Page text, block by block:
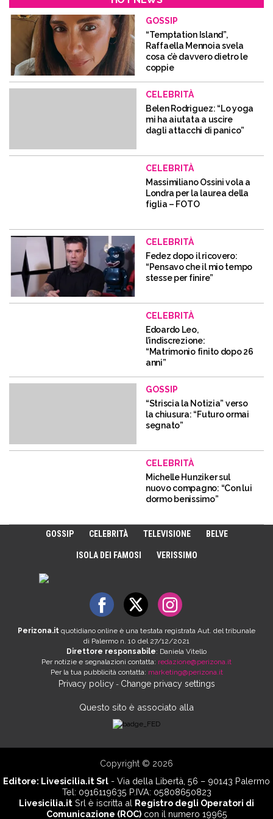
GOSSIP
“Temptation Island”,
Raffaella Mennoia svela
cosa c’è davvero dietro le
coppie
CELEBRITÀ
Belen Rodriguez: “Lo yoga
mi ha aiutata a uscire
dagli attacchi di panico”
CELEBRITÀ
Massimiliano Ossini vola a
Londra per la laurea della
figlia – FOTO
CELEBRITÀ
Fedez dopo il ricovero:
“Pensavo che il mio tempo
stesse per finire”
CELEBRITÀ
Edoardo Leo,
l’indiscrezione:
“Matrimonio finito dopo 26
anni”
GOSSIP
“Striscia la Notizia” verso
la chiusura: “Futuro ormai
segnato”
CELEBRITÀ
Michelle Hunziker sul
nuovo compagno: “Con lui
dormo benissimo”
GOSSIP CELEBRITÀ TELEVISIONE BELVE
ISOLA DEI FAMOSI VERISSIMO
Perizona.it quotidiano online è una testata registrata Aut. del tribunale
di Palermo n. 10 del 27/12/2021
Direttore responsabile: Daniela Vitello
Per notizie e segnalazioni contatta: redazione@perizona.it
Per la tua pubblicità contatta: marketing@perizona.it
Privacy policy- Change privacy settings
Questo sito è associato alla
Copyright © 2026
Editore: Livesicilia.it Srl - Via della Libertà, 56 – 90143 Palermo
Tel: 0916119635 P.IVA: 05808650823
Livesicilia.it Srl è iscritta al Registro degli Operatori di
Comunicazione (ROC)con il numero 19965